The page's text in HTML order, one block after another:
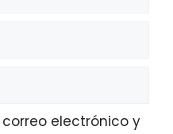
electrónico y